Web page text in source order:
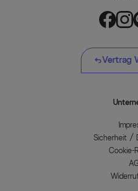
Vertrag
Sicherheit /
Cookie-